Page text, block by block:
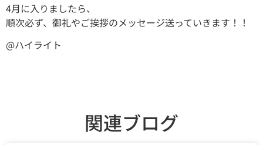
4月に入りましたら、
順次必ず、御礼やご挨拶のメッセージ送っていきます！！
@ハイライト
関連ブログ